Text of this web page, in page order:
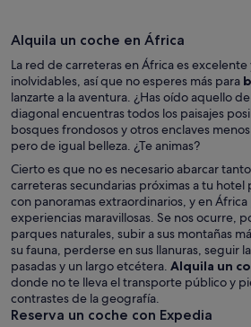
Alquila un coche en África
La red de carreteras en África es
inolvidables, así que no esperes más para
lanzarte a la aventura. ¿Has oído aquello
diagonal encuentras todos los paisajes
bosques frondosos y otros enclaves
pero de igual belleza. ¿Te animas?
Cierto es que no es necesario abarcar
carreteras secundarias próximas a tu
con panoramas extraordinarios, y en
experiencias maravillosas. Se nos ocurre,
parques naturales, subir a sus montañas
su fauna, perderse en sus llanuras, seguir
pasadas y un largo etcétera. Alquila un
donde no te lleva el transporte público y
contrastes de la geografía.
Reserva un coche con Expedia